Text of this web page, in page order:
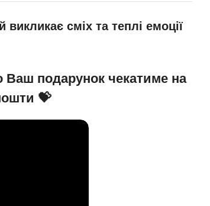
сміх та теплі емоції
Ваш подарунок чекатиме на
💝